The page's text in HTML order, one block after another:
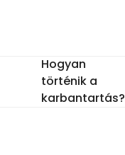
Hogyan
történik a
karbantartás?